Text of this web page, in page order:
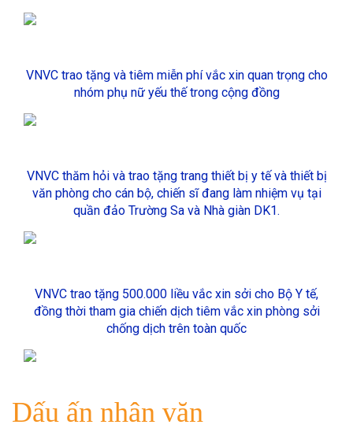
VNVC trao tặng và tiêm miễn phí vắc xin quan trọng cho
nhóm phụ nữ yếu thế trong cộng đồng
VNVC thăm hỏi và trao tặng trang thiết bị y tế và thiết bị
văn phòng cho cán bộ, chiến sĩ đang làm nhiệm vụ tại
quần đảo Trường Sa và Nhà giàn DK1.
VNVC trao tặng 500.000 liều vắc xin sởi cho Bộ Y tế,
đồng thời tham gia chiến dịch tiêm vắc xin phòng sởi
chống dịch trên toàn quốc
Dấu ấn nhân văn